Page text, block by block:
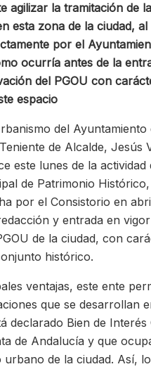
agilizar la tramitación de
esta zona de la ciudad, al
por el
ocurría antes de la
del PGOU con
espacio
del Ayuntamiento
de Alcalde, Jesús
este lunes de la actividad
de Patrimonio
por el Consistorio en
y entrada en
de la ciudad, con
histórico.
ventajas, este ente
que se desarrollan
declarado Bien de
de Andalucía y que
de la ciudad. Así,